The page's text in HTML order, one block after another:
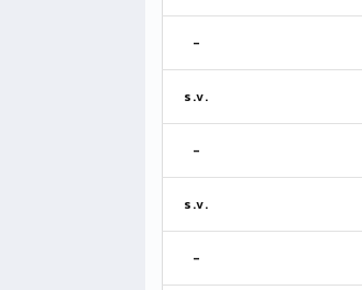
-
s.v.
-
s.v.
-